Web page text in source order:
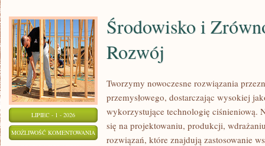
LIPIEC - 1 - 2026
MOŻLIWOŚĆ KOMENTOWANIA ŚRODOWISKO
Środowisko i
Rozwój
Tworzymy nowoczesne rozwiązania
przemysłowego, dostarczając wysokiej
wykorzystujące technologię ciśnieniową.
się na projektowaniu, produkcji,
rozwiązań, które znajdują zastosowanie